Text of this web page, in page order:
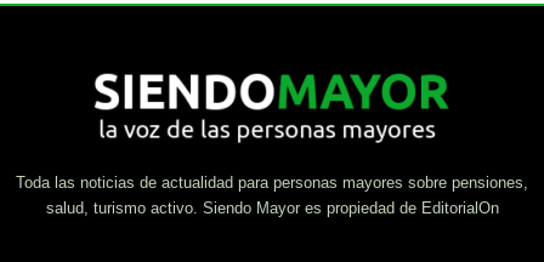
Toda las noticias de actualidad para personas mayores sobre pensiones,
salud, turismo activo. Siendo Mayor es propiedad de EditorialOn